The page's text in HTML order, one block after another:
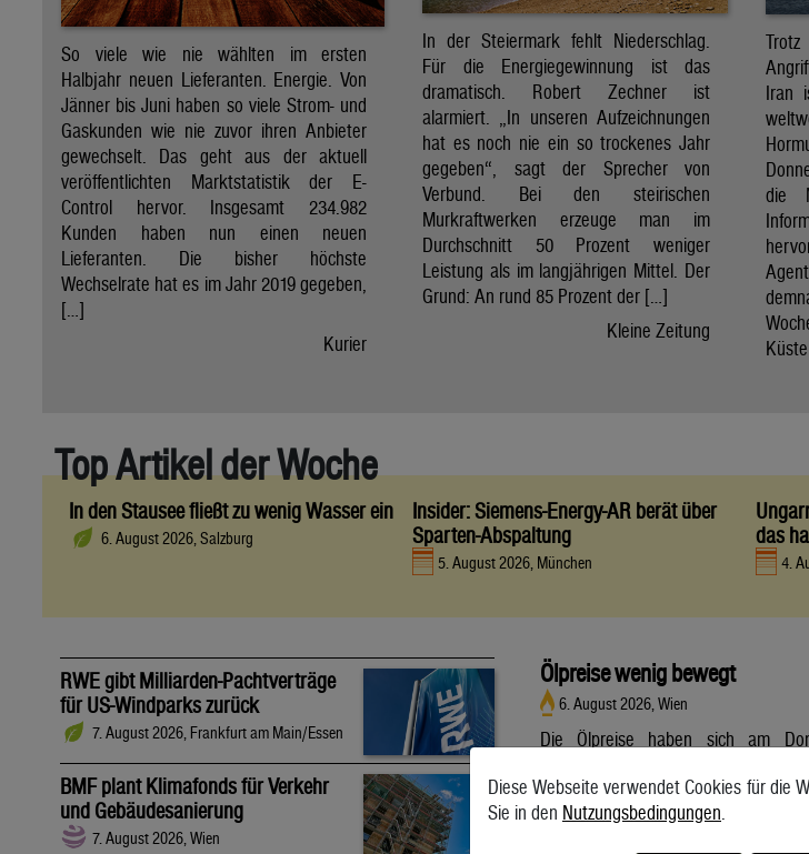
So viele wie nie wählten im ersten
Halbjahr neuen Lieferanten. Energie. Von
Jänner bis Juni haben so viele Strom- und
Gaskunden wie nie zuvor ihren Anbieter
gewechselt. Das geht aus der aktuell
veröffentlichten Marktstatistik der E-
Control hervor. Insgesamt 234.982
Kunden haben nun einen neuen
Lieferanten. Die bisher höchste
Wechselrate hat es im Jahr 2019 gegeben,
[…]
Kurier
In der Steiermark fehlt Niederschlag.
Für die Energiegewinnung ist das
dramatisch. Robert Zechner ist
alarmiert. „In unseren Aufzeichnungen
hat es noch nie ein so trockenes Jahr
gegeben“, sagt der Sprecher von
Verbund. Bei den steirischen
Murkraftwerken erzeuge man im
Durchschnitt 50 Prozent weniger
Leistung als im langjährigen Mittel. Der
Grund: An rund 85 Prozent der […]
Kleine Zeitung
Iran
die
Top Artikel der Woche
In den Stausee fließt zu wenig Wasser ein
6. August 2026, Salzburg
Insider: Siemens-Energy-AR berät über
Sparten-Abspaltung
5. August 2026, München
das
4.
RWE gibt Milliarden-Pachtverträge
für US-Windparks zurück
7. August 2026, Frankfurt am Main/Essen
BMF plant Klimafonds für Verkehr
und Gebäudesanierung
7. August 2026, Wien
Ölpreise wenig bewegt
6. August 2026, Wien
Die Ölpreise haben sich am
Brent aus der Nordsee mit
Vormittag 79,75 US-Dollar und damit
Diese Webseite verwendet Cookies für die
Sie in den Nutzungsbedingungen.